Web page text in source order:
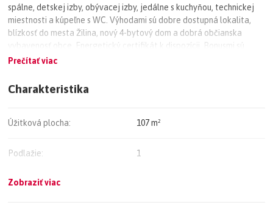
spálne, detskej izby, obývacej izby, jedálne s kuchyňou, technickej
miestnosti a kúpeľne s WC. Výhodami sú dobre dostupná lokalita,
blízkosť do mesta Žilina, nový 4-bytový dom a dobrá občianska
vybavenosť obce. Energetický certifikát k dispozícii. Bonusmi sú
vlastný plynový kotol, dve parkovacie miesta, 3m2 pivnica a 14m2
alebo na dusan.pytel@realityalpia.sk.
Prečítať viac
Charakteristika
Úžitková plocha: 107 m²
Podlažie: 1
Stav nehnuteľnosti:
Zobraziť viac